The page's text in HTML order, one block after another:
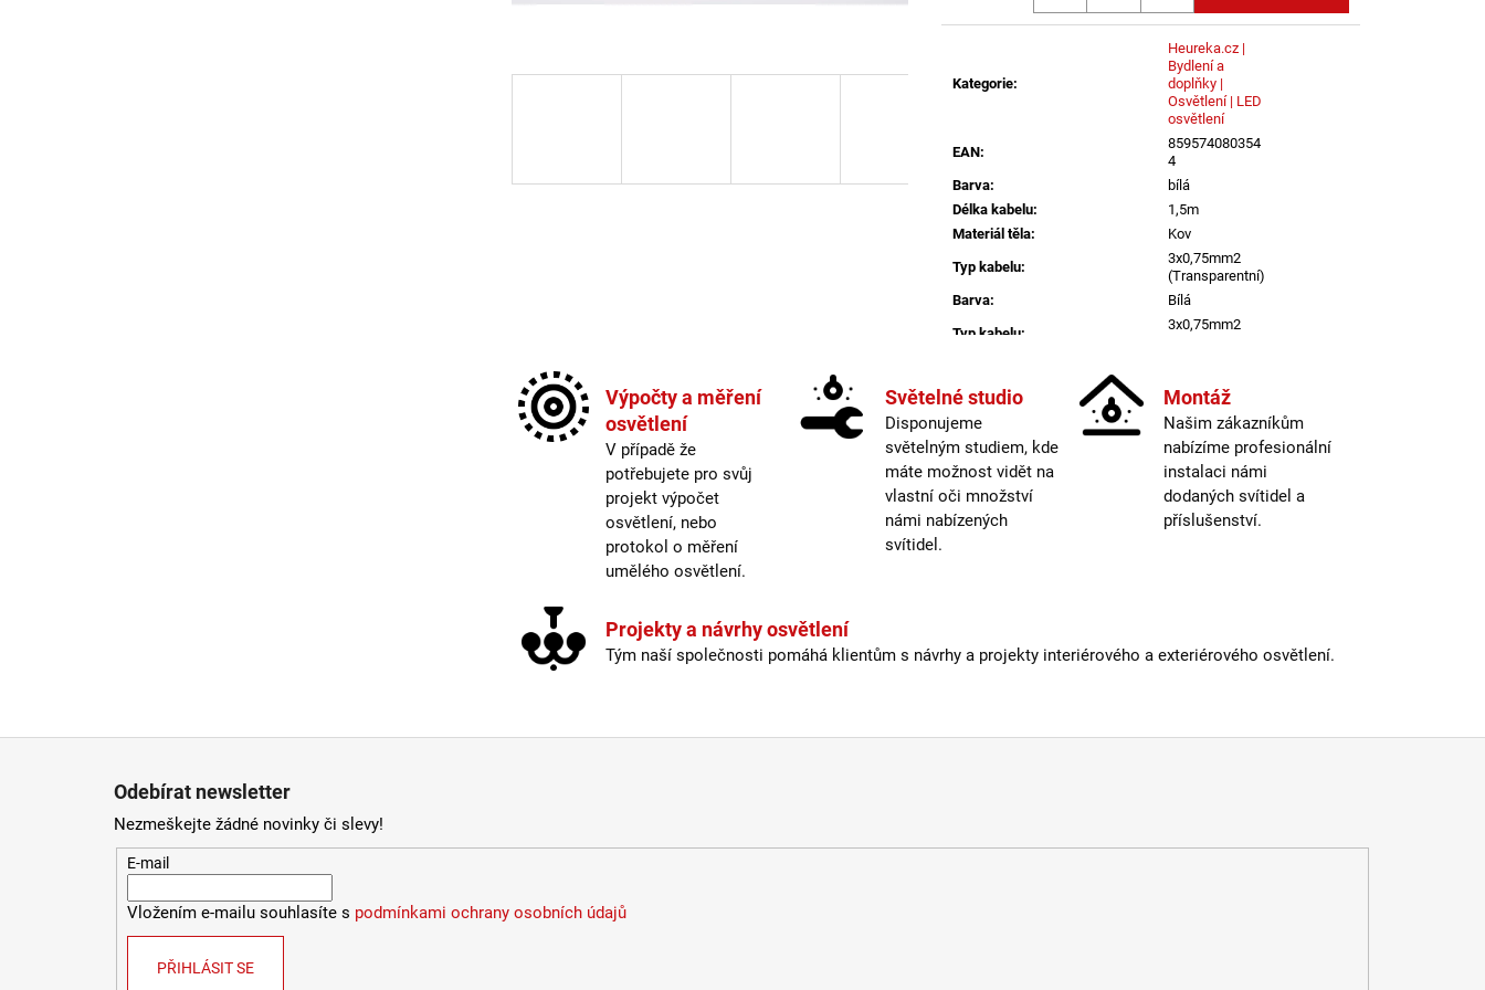
Kategorie:
Heureka.cz |
Bydlení a
doplňky |
Osvětlení | LED
osvětlení
EAN:
859574080354
4
Barva:
bílá
Délka kabelu:
1,5m
Materiál těla:
Kov
Typ kabelu:
3x0,75mm2
(Transparentní)
Barva:
Bílá
Typ kabelu:
3x0,75mm2
Materiál těla
Kov
Více informací
Výpočty a měření
osvětlení
V případě že
potřebujete pro svůj
projekt výpočet
osvětlení, nebo
protokol o měření
umělého osvětlení.
Světelné studio
Disponujeme
světelným studiem, kde
máte možnost vidět na
vlastní oči množství
námi nabízených
svítidel.
Montáž
Našim zákazníkům
nabízíme profesionální
instalaci námi
dodaných svítidel a
příslušenství.
Projekty a návrhy osvětlení
Tým naší společnosti pomáhá klientům s návrhy a projekty interiérového a exteriérového osvětlení.
9 078 Kč
Odebírat newsletter
Nezmeškejte žádné novinky či slevy!
E-mail
Vložením e-mailu souhlasíte s podmínkami ochrany osobních údajů
PŘIHLÁSIT SE